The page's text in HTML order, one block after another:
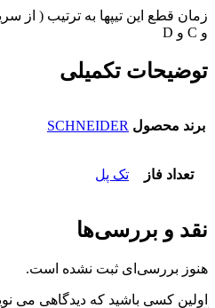
و C و D
توضیحات تکمیلی
برند محصول SCHNEIDER
تعداد فاز تک پل
نقد و بررسی‌ها
هنوز بررسی‌ای ثبت نشده است.